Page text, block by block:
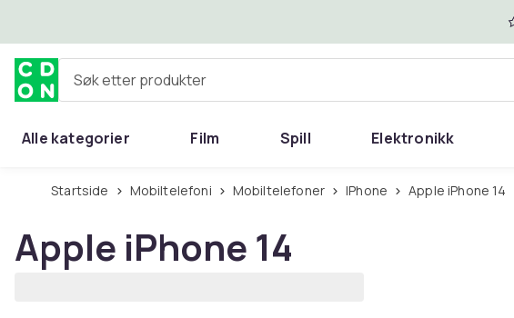
Søk etter produkter
Alle kategorier Film Spill Elektronikk
Startside Mobiltelefoni Mobiltelefoner iPhone Apple iPhone 14
Apple iPhone 14